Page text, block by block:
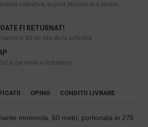
calitative, suport eficient si o livrare
FI RETURNAT!
in 30 de zile de la achizitie
si pe www.e-licitatie.ro
OPINII CONDITII LIVRARE
monorola, 60 metri, portionata in 275